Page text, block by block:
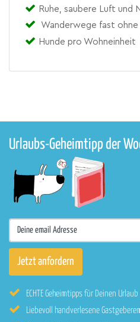
Ruhe, saubere Luft und
Wanderwege fast
Hunde pro Wohneinheit
Urlaubs-Geheimtipp der
ECHTE Geheimtipps für Deinen
Liebevoll handverlesene